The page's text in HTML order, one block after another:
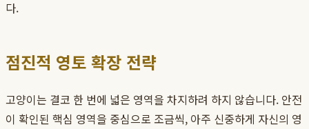
다.
점진적 영토 확장 전략
고양이는 결코 한 번에 넓은 영역을 차지하려 하지 않습니다. 안전
이 확인된 핵심 영역을 중심으로 조금씩, 아주 신중하게 자신의 영